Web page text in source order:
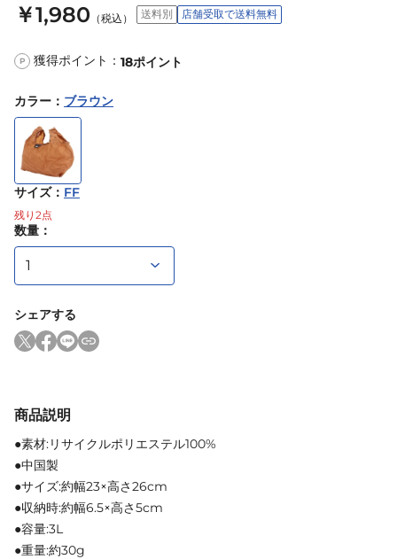
￥1,980 （税込） 送料別 店舗受取で送料無料
P 獲得ポイント： 18ポイント
カラー ： ブラウン
サイズ： FF
残り 2 点
数量：
シェアする
商品説明
●素材:リサイクルポリエステル100%
●中国製
●サイズ:約幅23×高さ26cm
●収納時:約幅6.5×高さ5cm
●容量:3L
●重量:約30g